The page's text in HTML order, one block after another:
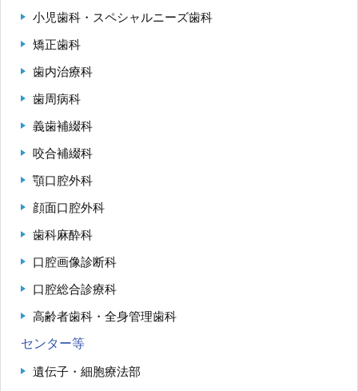
小児歯科・スペシャルニーズ歯科
矯正歯科
歯内治療科
歯周病科
義歯補綴科
咬合補綴科
顎口腔外科
顔面口腔外科
歯科麻酔科
口腔画像診断科
口腔総合診療科
高齢者歯科・全身管理歯科
センター等
遺伝子・細胞療法部